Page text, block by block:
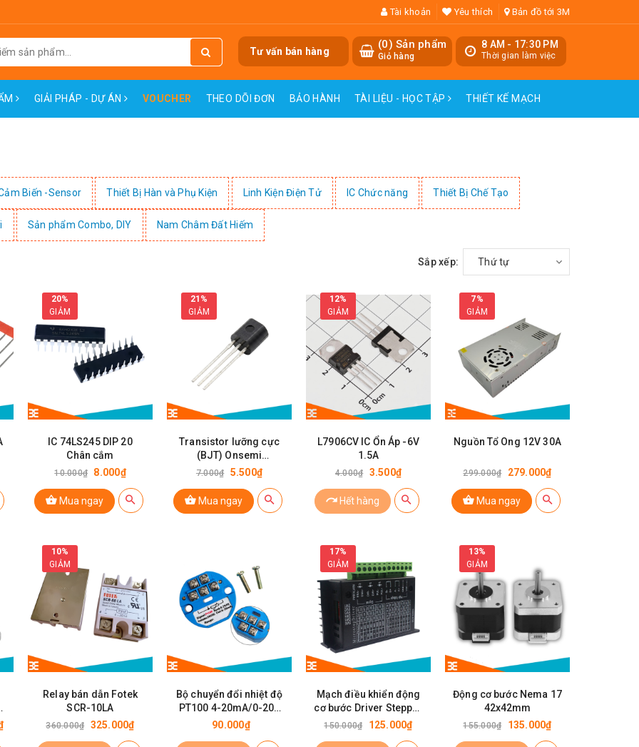
Tài khoản Yêu thích Bản đồ tới 3M
8 AM - 17:30 PM
Thời gian làm việc
(0) Sản phẩm
Giỏ hàng
Tư vấn bán hàng
GIẢI PHÁP - DỰ ÁN VOUCHER THEO DÕI ĐƠN BẢO HÀNH TÀI LIỆU - HỌC TẬP THIẾT KẾ MẠCH
Biến -Sensor Thiết Bị Hàn và Phụ Kiện Linh Kiện Điện Tử IC Chức năng Thiết Bị Chế Tạo
Sản phẩm Combo, DIY Nam Châm Đất Hiếm
Sắp xếp: Thứ tự
20%
GIẢM
IC 74LS245 DIP 20
Chân cắm
10.000₫ 8.000₫
Mua ngay
21%
GIẢM
Transistor lưỡng cực
(BJT) Onsemi
BC547CBU NPN
7.000₫ 5.500₫
Mua ngay
12%
GIẢM
L7906CV IC Ổn Áp -6V
1.5A
4.000₫ 3.500₫
Hết hàng
7%
GIẢM
Nguồn Tổ Ong 12V 30A
299.000₫ 279.000₫
Mua ngay
10%
GIẢM
Relay bán dẫn Fotek
SCR-10LA
360.000₫ 325.000₫
Bộ chuyển đổi nhiệt độ
PT100 4-20mA/0-200
độ
90.000₫
17%
GIẢM
Mạch điều khiển động
cơ bước Driver Stepper
TB6600
150.000₫ 125.000₫
13%
GIẢM
Động cơ bước Nema 17
42x42mm
155.000₫ 135.000₫